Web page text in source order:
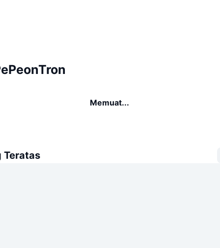
Memuat...
Teratas